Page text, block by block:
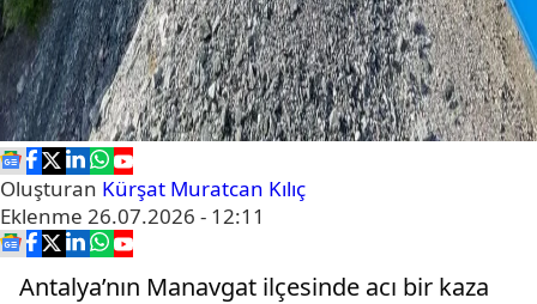
Oluşturan Kürşat Muratcan Kılıç
Eklenme 26.07.2026 - 12:11
Antalya’nın Manavgat ilçesinde acı bir kaza